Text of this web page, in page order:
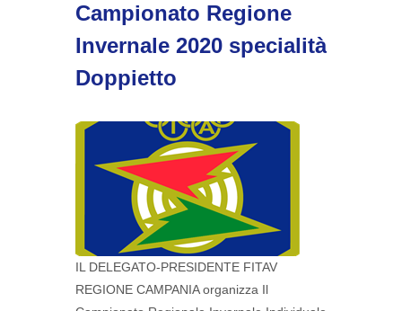
Campionato Regione
Invernale 2020 specialità
Doppietto
IL DELEGATO-PRESIDENTE FITAV
REGIONE CAMPANIA organizza Il